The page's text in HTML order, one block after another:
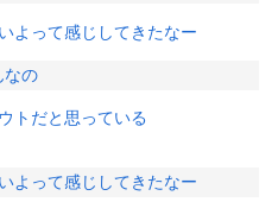
よって感じしてきたなー
なの
トだと思っている
よって感じしてきたなー